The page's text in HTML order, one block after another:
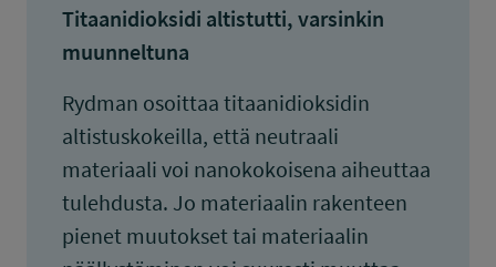
Titaanidioksidi altistutti, varsinkin
muunneltuna
Rydman osoittaa titaanidioksidin
altistuskokeilla, että neutraali
materiaali voi nanokokoisena aiheuttaa
tulehdusta. Jo materiaalin rakenteen
pienet muutokset tai materiaalin